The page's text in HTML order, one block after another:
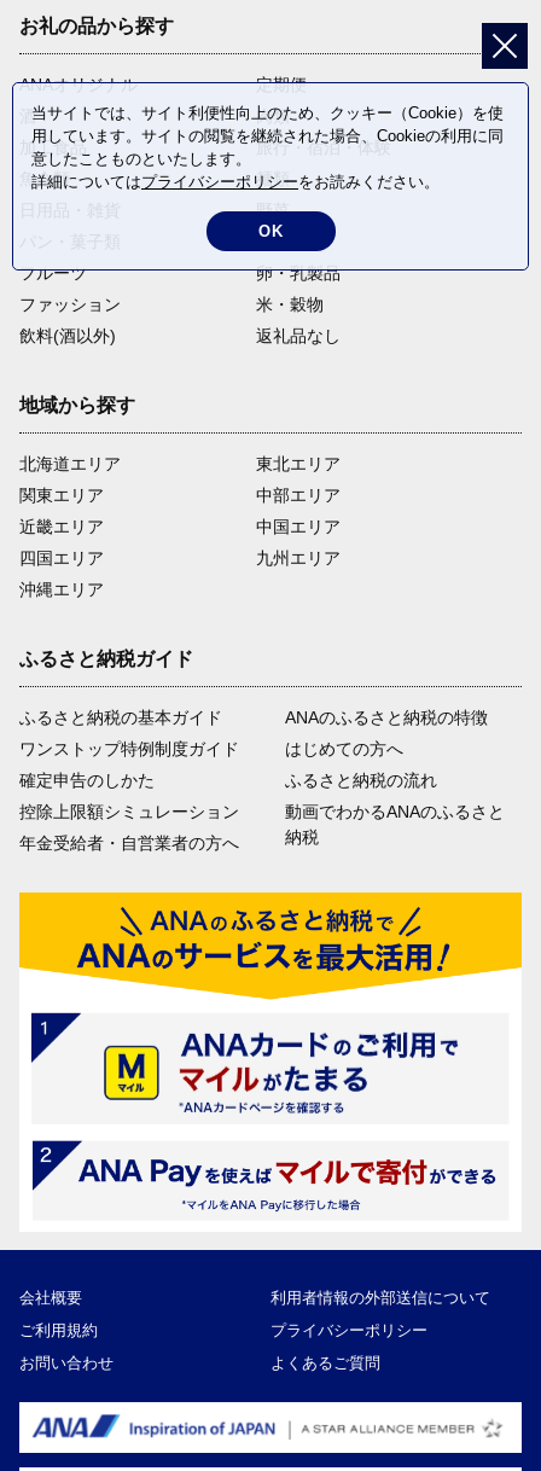
お礼の品から探す
ANAオリジナル
定期便
酒
肉類
加工食品
旅行・宿泊・体験
魚介類
麺類
野菜
電化製品
フルーツ
卵・乳製品
ファッション
米・穀物
飲料(酒以外)
返礼品なし
地域から探す
北海道エリア
関東エリア
近畿エリア
四国エリア
沖縄エリア
東北エリア
中部エリア
中国エリア
九州エリア
ふるさと納税ガイド
ふるさと納税の基本ガイド
ワンストップ特例制度ガイド
確定申告のしかた
控除上限額シミュレーション
年金受給者・自営業者の方へ
ANAのふるさと納税の特徴
はじめての方へ
ふるさと納税の流れ
動画でわかるANAのふるさと
納税
会社概要
利用者情報の外部送信について
ご利用規約
プライバシーポリシー
お問い合わせ
よくあるご質問
当サイトでは、サイト利便性向上のため、クッキー（Cookie）を使
用しています。サイトの閲覧を継続された場合、Cookieの利用に同
意したことものといたします。
詳細についてはプライバシーポリシーをお読みください。
OK